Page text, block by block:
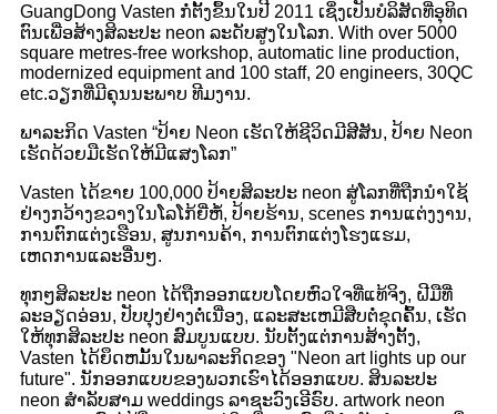
GuangDong Vasten ກໍ່ຕັ້ງຂຶ້ນໃນປີ 2011 ເຊິ່ງເປັນບໍລິສັດທີ່ອຸທິດ
ຕົນເພື່ອສ້າງສິລະປະ neon ລະດັບສູງໃນໂລກ. With over 5000
square metres-free workshop, automatic line production,
modernized equipment and 100 staff, 20 engineers, 30QC
etc.ວຽກທີ່ມີຄຸນນະພາບ ທີມງານ.
ພາລະກິດ Vasten “ປ້າຍ Neon ເຮັດໃຫ້ຊີວິດມີສີສັນ, ປ້າຍ Neon
ເຮັດດ້ວຍມືເຮັດໃຫ້ມີແສງໂລກ”
Vasten ໄດ້ຂາຍ 100,000 ປ້າຍສິລະປະ neon ສູ່ໂລກທີ່ຖືກນໍາໃຊ້
ຢ່າງກວ້າງຂວາງໃນໂລໂກ້ຍີ່ຫໍ້, ປ້າຍຮ້ານ, scenes ການແຕ່ງງານ,
ການຕົກແຕ່ງເຮືອນ, ສູນການຄ້າ, ການຕົກແຕ່ງໂຮງແຮມ,
ເຫດການແລະອື່ນໆ.
ທຸກໆສິລະປະ neon ໄດ້ຖືກອອກແບບໂດຍຫົວໃຈທີ່ແທ້ຈິງ, ຝີມືທີ່
ລະອຽດອ່ອນ, ປັບປຸງຢ່າງຕໍ່ເນື່ອງ, ແລະສະເຫມີສືບຕໍ່ຂຸດຄົ້ນ, ເຮັດ
ໃຫ້ທຸກສິລະປະ neon ສົມບູນແບບ. ນັບຕັ້ງແຕ່ການສ້າງຕັ້ງ,
Vasten ໄດ້ຍຶດຫມັ້ນໃນພາລະກິດຂອງ "Neon art lights up our
future". ນັກອອກແບບຂອງພວກເຮົາໄດ້ອອກແບບ. ສິນລະປະ
neon ສໍາລັບສາມ weddings ລາຊະວົງເອີຣົບ. artwork neon